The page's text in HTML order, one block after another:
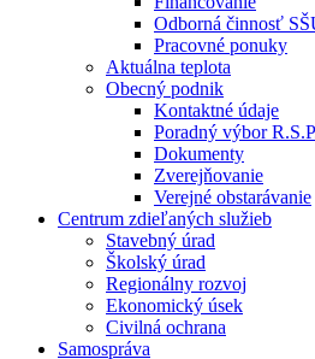
Odborná činnosť
Pracovné ponuky
Aktuálna teplota
Obecný podnik
Kontaktné údaje
Poradný výbor
Dokumenty
Zverejňovanie
Verejné obstarávanie
Centrum zdieľaných služieb
Stavebný úrad
Školský úrad
Regionálny rozvoj
Ekonomický úsek
Civilná ochrana
Samospráva